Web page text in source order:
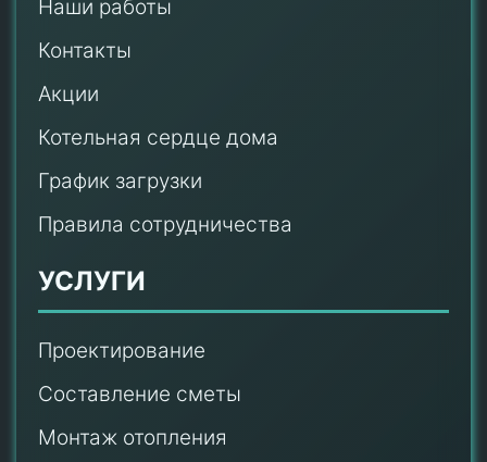
Наши работы
Контакты
Акции
Котельная сердце дома
График загрузки
Правила сотрудничества
УСЛУГИ
Проектирование
Составление сметы
Монтаж отопления